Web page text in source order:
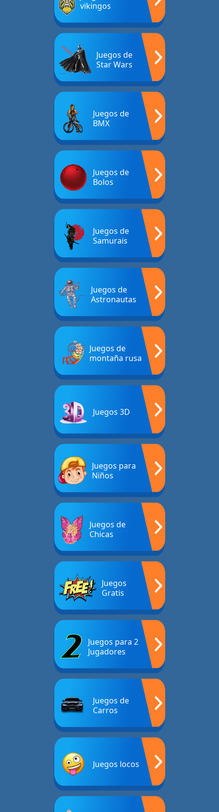
vikingos
Juegos de
Star Wars
Juegos de
BMX
Juegos de
Bolos
Juegos de
Samurais
Juegos de
Astronautas
Juegos de
montaña rusa
Juegos 3D
Juegos para
Niños
Juegos de
Chicas
Juegos
Gratis
Juegos para 2
Jugadores
Juegos de
Carros
Juegos locos